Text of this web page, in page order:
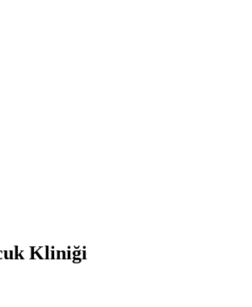
Kliniği